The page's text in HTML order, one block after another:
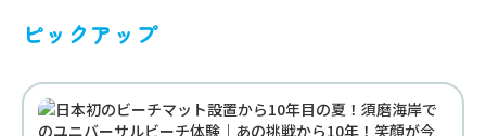
ピックアップ